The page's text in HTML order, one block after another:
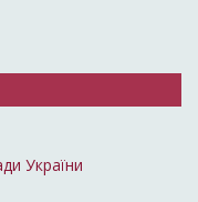
України